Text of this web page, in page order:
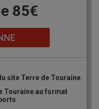
85€
site Terre de Touraine
Touraine au format